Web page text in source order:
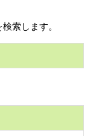
索します。